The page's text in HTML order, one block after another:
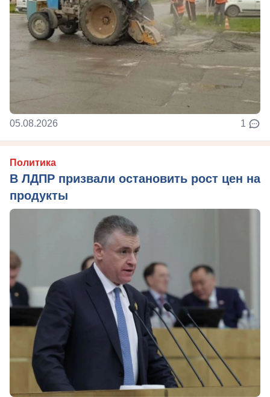
05.08.2026 1
Политика
В ЛДПР призвали остановить рост цен на
продукты